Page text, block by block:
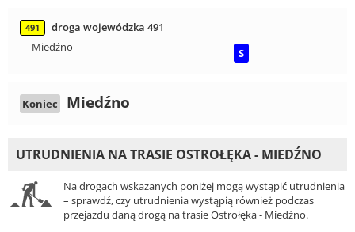
491
droga wojewódzka 491
Miedźno
S
Koniec Miedźno
UTRUDNIENIA NA TRASIE OSTROŁĘKA - MIEDŹNO
Na drogach wskazanych poniżej mogą wystąpić utrudnienia
– sprawdź, czy utrudnienia wystąpią również podczas
przejazdu daną drogą na trasie Ostrołęka - Miedźno.